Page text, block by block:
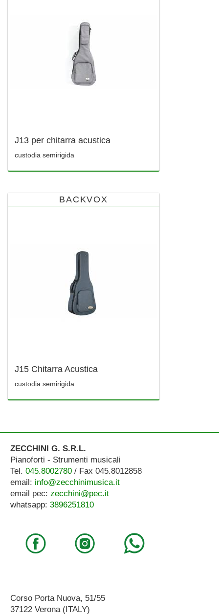
J13 per chitarra acustica
custodia semirigida
BACKVOX
J15 Chitarra Acustica
custodia semirigida
ZECCHINI G. S.R.L.
Pianoforti - Strumenti musicali
Tel. 045.8002780/ Fax 045.8012858
email: info@zecchinimusica.it
email pec: zecchini@pec.it
whatsapp: 3896251810
Corso Porta Nuova, 51/55
37122 Verona (ITALY)